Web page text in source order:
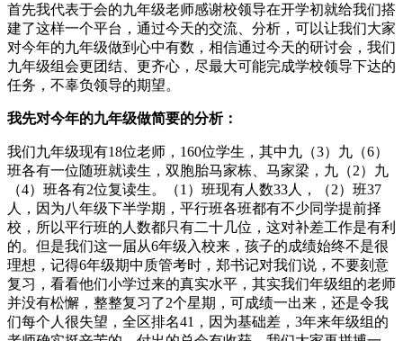
首先我代表于会的九年级老师感谢校领导在开学初就给我们搭
建了这样一个平台，通过今天的交流、分析，可以让我们大家
对今年的九年级做到心中有数，相信通过今天的研讨会，我们
九年级组会更团结、更齐心，尽最大可能完成学校领导下达的
任务，不辜负领导的期望。
我先对今年的九年级做简要的分析：
我们九年级现有18位老师，160位学生，其中九（3）九（6）
班各有一位随班就读生，双胞胎马家栋、马家梁，九（2）九
（4）班各有2位复读生。（1）班现有人数33人，（2）班37
人，因为八年级下半学期，平行班各班都有不少同学提前择
校，所以平行班的人数都只有二十几位，这对补差工作是有利
的。但是我们这一届从6年级入校来，孩子的成绩始终不是很
理想，记得6年级期中质管考时，郑书记对我们说，不要刻意
复习，看看他们小学过来的真实水平，其实我们年级组的老师
并没有松懈，整整复习了2个星期，可成绩一出来，还是令我
们每个人很失望，全区排名41，因为基础差，3年来年级组的